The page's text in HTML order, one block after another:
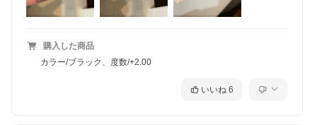
購入した商品
カラー/ブラック、度数/+2.00
いいね 6